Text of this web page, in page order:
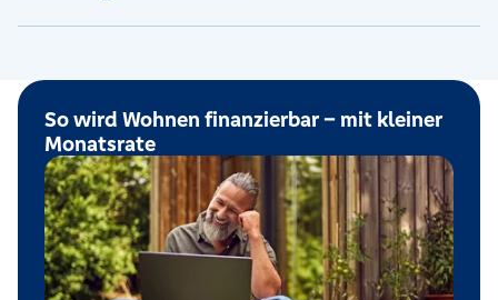
So wird Wohnen finanzierbar – mit kleiner
Monatsrate